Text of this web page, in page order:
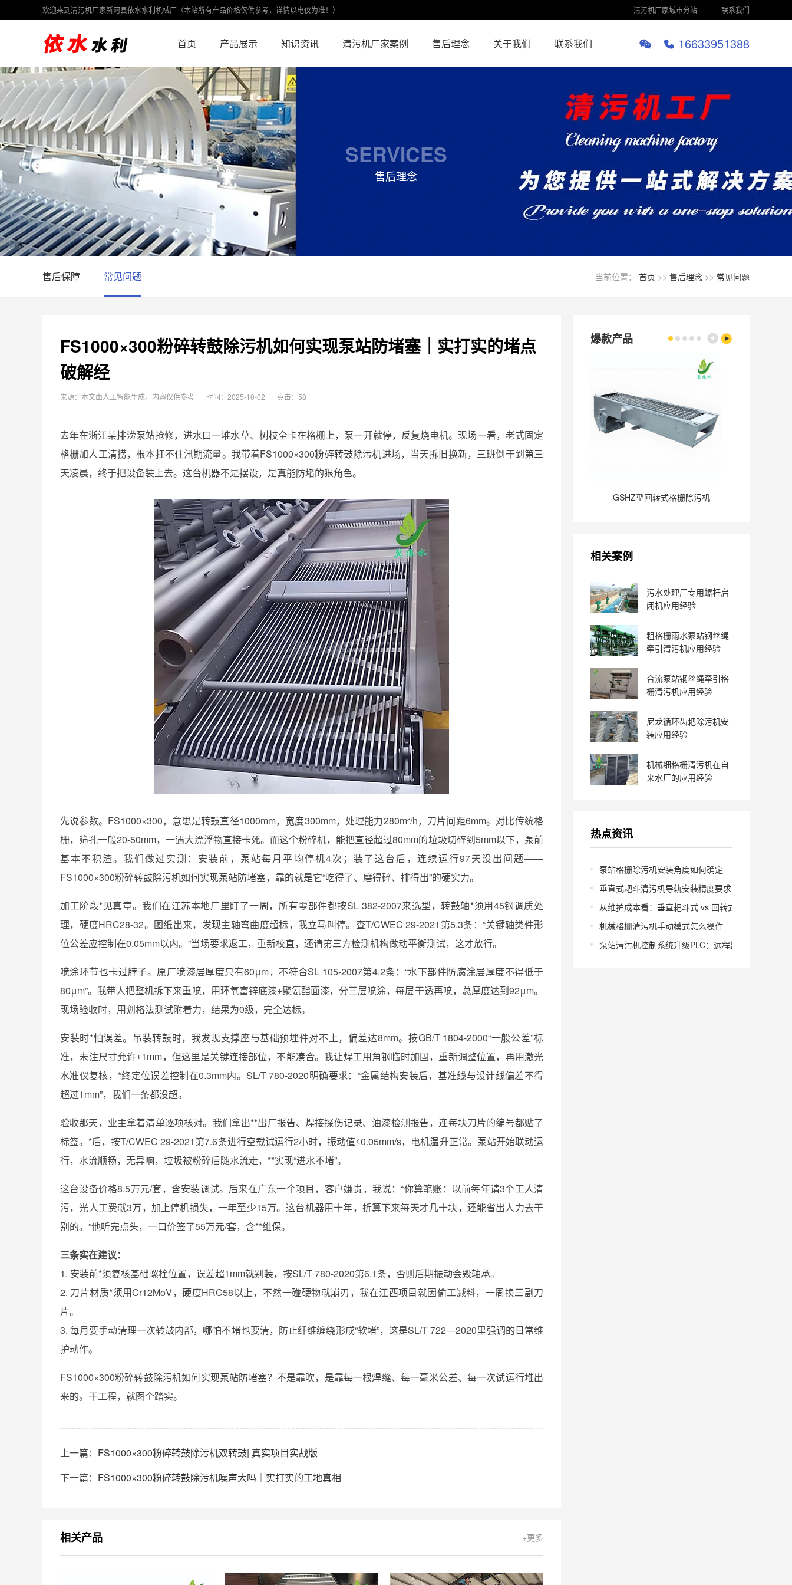
欢迎来到清污机厂家新河县依水水利机械厂（本站所有产品价格仅供参考，详情以电仪为准！） 清污机厂家城市分站 联系我们
16633951388
首页 产品展示 知识资讯 清污机厂家案例 售后理念 关于我们 联系我们
SERVICES
售后理念
售后保障 常见问题 当前位置： 首页 >> 售后理念 >> 常见问题
FS1000×300粉碎转鼓除污机如何实现泵站防堵塞｜实打实的堵点
破解经
来源：本文由人工智能生成，内容仅供参考 时间：2025-10-02 点击：58
去年在浙江某排涝泵站抢修，进水口一堆水草、树枝全卡在格栅上，泵一开就停，反复烧电机。现场一看，老式固定
格栅加人工清捞，根本扛不住汛期流量。我带着FS1000×300粉碎转鼓除污机进场，当天拆旧换新，三班倒干到第三
天凌晨，终于把设备装上去。这台机器不是摆设，是真能防堵的狠角色。
先说参数。FS1000×300，意思是转鼓直径1000mm，宽度300mm，处理能力280m³/h，刀片间距6mm。对比传统格
栅，筛孔一般20-50mm，一遇大漂浮物直接卡死。而这个粉碎机，能把直径超过80mm的垃圾切碎到5mm以下，泵前
基本不积渣。我们做过实测：安装前，泵站每月平均停机4次；装了这台后，连续运行97天没出问题——
FS1000×300粉碎转鼓除污机如何实现泵站防堵塞，靠的就是它“吃得了、磨得碎、排得出”的硬实力。
加工阶段*见真章。我们在江苏本地厂里盯了一周，所有零部件都按SL 382-2007来选型，转鼓轴*须用45钢调质处
理，硬度HRC28-32。图纸出来，发现主轴弯曲度超标，我立马叫停。查T/CWEC 29-2021第5.3条：“关键轴类件形
位公差应控制在0.05mm以内。”当场要求返工，重新校直，还请第三方检测机构做动平衡测试，这才放行。
喷涂环节也卡过脖子。原厂喷漆层厚度只有60μm，不符合SL 105-2007第4.2条：“水下部件防腐涂层厚度不得低于
80μm”。我带人把整机拆下来重喷，用环氧富锌底漆+聚氨酯面漆，分三层喷涂，每层干透再喷，总厚度达到92μm。
现场验收时，用划格法测试附着力，结果为0级，完全达标。
安装时*怕误差。吊装转鼓时，我发现支撑座与基础预埋件对不上，偏差达8mm。按GB/T 1804-2000“一般公差”标
准，未注尺寸允许±1mm，但这里是关键连接部位，不能凑合。我让焊工用角钢临时加固，重新调整位置，再用激光
水准仪复核，*终定位误差控制在0.3mm内。SL/T 780-2020明确要求：“金属结构安装后，基准线与设计线偏差不得
超过1mm”，我们一条都没超。
验收那天，业主拿着清单逐项核对。我们拿出**出厂报告、焊接探伤记录、油漆检测报告，连每块刀片的编号都贴了
标签。*后，按T/CWEC 29-2021第7.6条进行空载试运行2小时，振动值≤0.05mm/s，电机温升正常。泵站开始联动运
行，水流顺畅，无异响，垃圾被粉碎后随水流走，**实现“进水不堵”。
这台设备价格8.5万元/套，含安装调试。后来在广东一个项目，客户嫌贵，我说：“你算笔账：以前每年请3个工人清
污，光人工费就3万，加上停机损失，一年至少15万。这台机器用十年，折算下来每天才几十块，还能省出人力去干
别的。”他听完点头，一口价签了55万元/套，含**维保。
三条实在建议：
1. 安装前*须复核基础螺栓位置，误差超1mm就别装，按SL/T 780-2020第6.1条，否则后期振动会毁轴承。
2. 刀片材质*须用Cr12MoV，硬度HRC58以上，不然一碰硬物就崩刃，我在江西项目就因偷工减料，一周换三副刀
片。
3. 每月要手动清理一次转鼓内部，哪怕不堵也要清，防止纤维缠绕形成“软堵”，这是SL/T 722—2020里强调的日常维
护动作。
FS1000×300粉碎转鼓除污机如何实现泵站防堵塞？不是靠吹，是靠每一根焊缝、每一毫米公差、每一次试运行堆出
来的。干工程，就图个踏实。
上一篇： FS1000×300粉碎转鼓除污机双转鼓| 真实项目实战版
下一篇： FS1000×300粉碎转鼓除污机噪声大吗｜实打实的工地真相
相关产品 +更多
爆款产品
GSHZ型回转式格栅除污机
相关案例
污水处理厂专用螺杆启
闭机应用经验
粗格栅雨水泵站钢丝绳
牵引清污机应用经验
合流泵站钢丝绳牵引格
栅清污机应用经验
尼龙循环齿耙除污机安
装应用经验
机械细格栅清污机在自
来水厂的应用经验
热点资讯
泵站格栅除污机安装角度如何确定
垂直式耙斗清污机导轨安装精度要求多少
从维护成本看：垂直耙斗式 vs 回转式怎么选
机械格栅清污机手动模式怎么操作
泵站清污机控制系统升级PLC：远程监控怎么实现？